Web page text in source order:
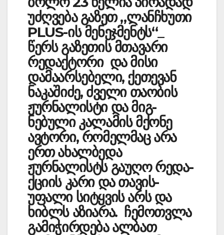
უძღვება გაზეთ „ლანჩხუთი
PLUS-ის მენეჯმე­ნ­ტს“_
წერს გაზეთის მთავარი
რედაქტორი და მისი
დამაარსებელი, ქეთევან
ნაკაშიძე, ძველი თაობის
ჟურნალისტი და მიგ­
ნებული კალამის მქონე
ავტ­ო­რი, რომელმაც არა
ერთ ახალბედა
ჟურნალისტს გაუღო რედა­
ქციის კარი და თავის­
უფალი სიტყვის არს და
ხიბლს აზიარა. ჩემოთვლა
გამიჭირ­დე­ბა ალბათ